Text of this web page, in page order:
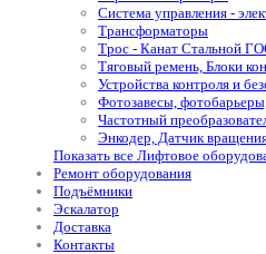
Система управления -
Трансформаторы
Трос - Канат Стальной
Тяговый ремень, Блоки
Устройства контроля и
Фотозавесы,
Частотный
Энкодер, Датчик
Показать все Лифтовое
Ремонт оборудования
Подъёмники
Эскалатор
Доставка
Контакты